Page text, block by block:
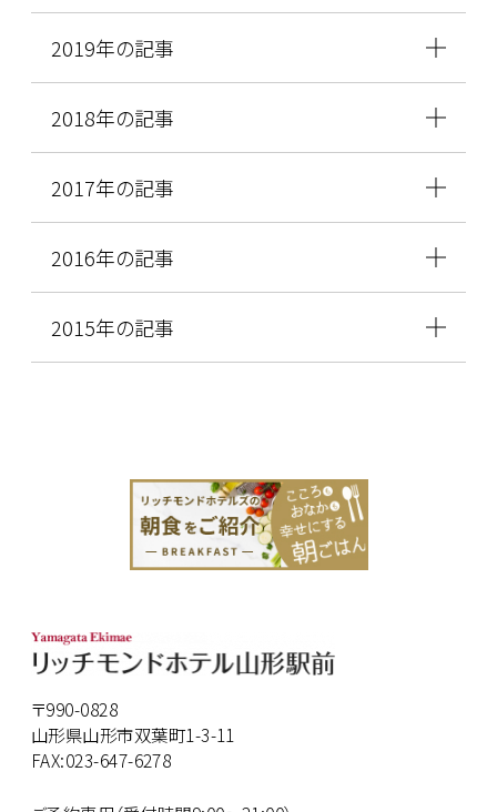
2019年の記事
2018年の記事
2017年の記事
2016年の記事
2015年の記事
〒990-0828
山形県山形市双葉町1-3-11
FAX:023-647-6278